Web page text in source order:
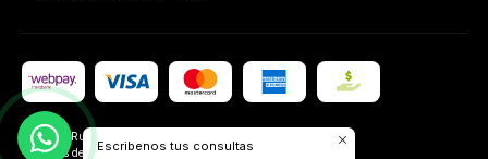
2026 Rumbo Verde.
Todos los derechos reservados.Desarrollado por
Escribenos tus consultas